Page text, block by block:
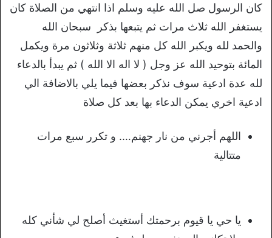
كان الرسول صل الله عليه وسلم اذا انتهي من الصلاة كان
يستغفر الله ثلاث مرات ثم يتبعها بذكر سبحان الله
والحمد لله ويكبر الله كل منهم ثلاثة وثلاثون مرة ويكمل
المائة بتوحيد الله عز وجل ( لا اله الا الله ) ثم يبدأ بالدعاء
لله عدة ادعية سوف نذكر بعضها فيما يلي بالاضافة الي
ادعية اخري يمكن الدعاء بها بعد كل صلاة
اللهم أجرني من نار جهنم…. و تكرر سبع مرات
متتالية
يا حي يا قيوم برحمتك أستغيث أصلح لي شأني كله